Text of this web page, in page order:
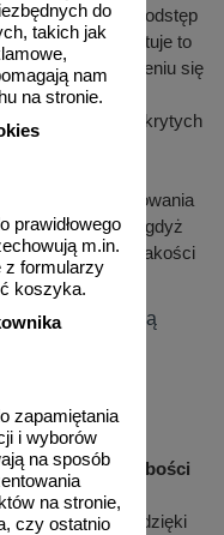
do
takich jak
nam
na stronie.
prawidłowego
m.in.
z formularzy
koszyka.
zapamiętania
i wyborów
na sposób
na stronie,
czy ostatnio
należy zachować odstęp
znaku (gwarantuje to
marszczeniu się
w odkrytych
pojemnikach
oznakowania
ostrożność, gdyż
obniżenie jakości
powodują
nablasze o grubości
zaokrąglone
, dzięki